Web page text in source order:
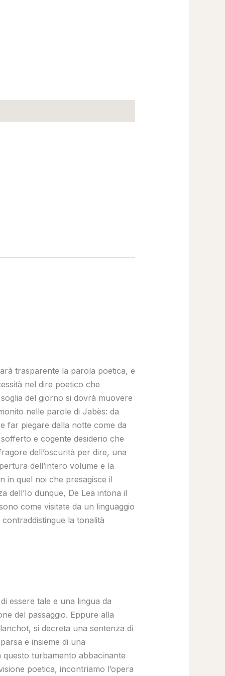
trasparente la parola poetica, e
nel dire poetico che
del giorno si dovrà muovere
nelle parole di Jabès: da
far piegare dalla notte come da
e cogente desiderio che
dell’oscurità per dire, una
dell’intero volume e la
in quel noi che presagisce il
dell’Io dunque, De Lea intona il
come visitate da un linguaggio
la tonalità
essere tale e una lingua da
del passaggio. Eppure alla
si decreta una sentenza di
e insieme di una
turbamento abbacinante
poetica, incontriamo l’opera